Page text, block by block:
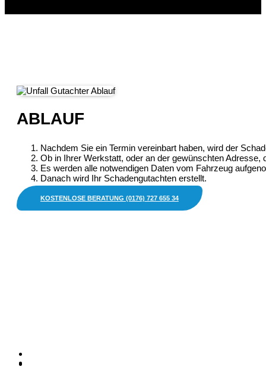
ABLAUF
Nachdem Sie ein Termin vereinbart haben, wird der
Ob in Ihrer Werkstatt, oder an der gewünschten
Es werden alle notwendigen Daten vom Fahrzeug
Danach wird Ihr Schadengutachten erstellt.
KOSTENLOSE BERATUNG (0176) 727 655 34